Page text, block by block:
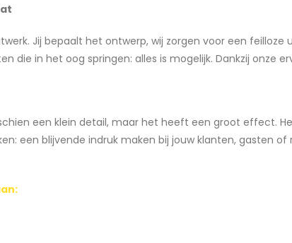
Jij bepaalt het ontwerp, wij zorgen voor een
die in het oog springen: alles is mogelijk. Dankzij
een klein detail, maar het heeft een groot effect.
een blijvende indruk maken bij jouw klanten, gasten of